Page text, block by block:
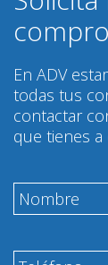
En ADV
todas tus
contactar
que tienes